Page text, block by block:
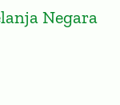
Negara